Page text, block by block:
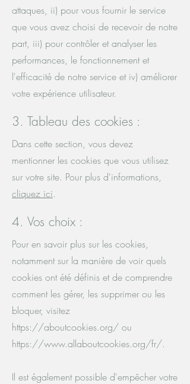
attaques, ii) pour vous fournir le service
que vous avez choisi de recevoir de notre
part, iii) pour contrôler et analyser les
performances, le fonctionnement et
l'efficacité de notre service et iv) améliorer
votre expérience utilisateur.
3. Tableau des cookies :
Dans cette section, vous devez
mentionner les cookies que vous utilisez
sur votre site. Pour plus d'informations,
cliquez ici.
4. Vos choix :
Pour en savoir plus sur les cookies,
notamment sur la manière de voir quels
cookies ont été définis et de comprendre
comment les gérer, les supprimer ou les
bloquer, visitez
https://aboutcookies.org/ ou
https://www.allaboutcookies.org/fr/.
Il est également possible d'empêcher votre